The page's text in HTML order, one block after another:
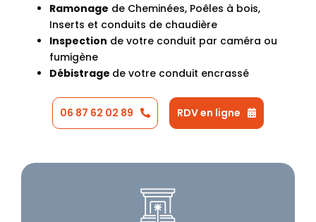
Ramonage de Cheminées, Poêles à bois,
Inserts et conduits de chaudière
Inspection de votre conduit par caméra ou
fumigène
Débistrage de votre conduit encrassé
06 87 62 02 89 RDV en ligne